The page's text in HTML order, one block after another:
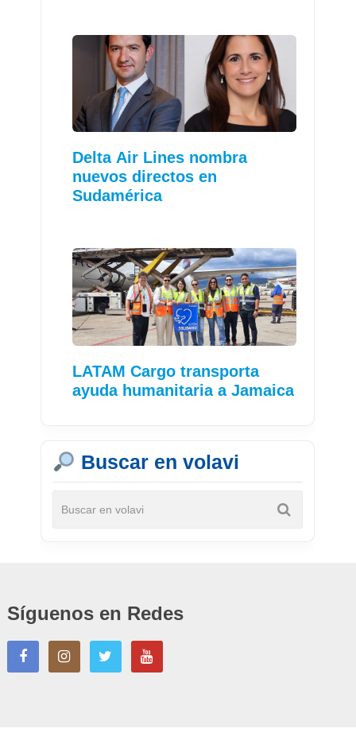
Delta Air Lines nombra
nuevos directos en
Sudamérica
LATAM Cargo transporta
ayuda humanitaria a Jamaica
Buscar en volavi
Síguenos en Redes